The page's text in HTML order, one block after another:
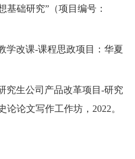
基础研究”（项目编号：
学改课-课程思政项目：华夏
究生公司产品改革项目-研究
论文写作工作坊，2022。